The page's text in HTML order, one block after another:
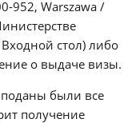
952, Warszawa /
стол) либо
о выдаче визы.
поданы были все
получение